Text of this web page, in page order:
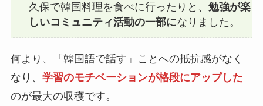
久保で韓国料理を食べに行ったりと、勉強が楽
しいコミュニティ活動の一部になりました。
何より、「韓国語で話す」ことへの抵抗感がなく
なり、 学習のモチベーションが格段にアップした
のが最大の収穫です。